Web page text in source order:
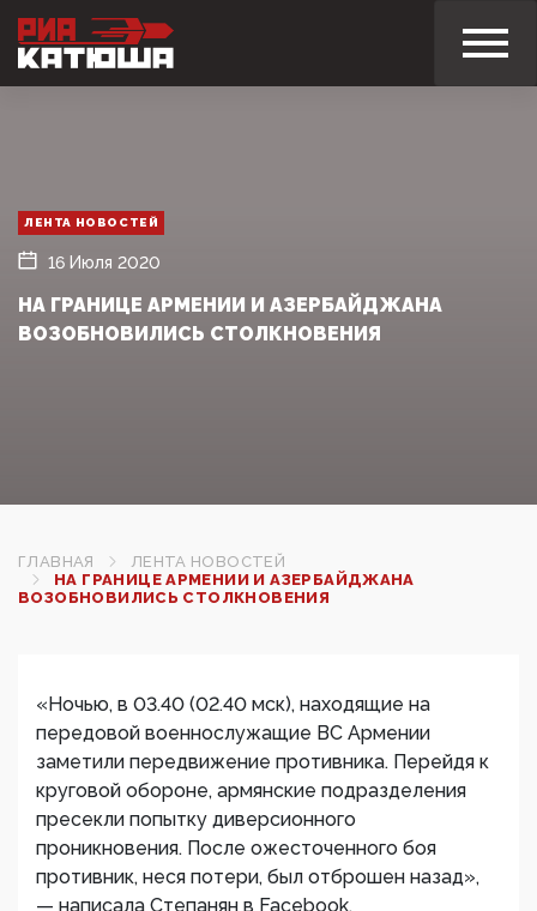
ЛЕНТА НОВОСТЕЙ
16 Июля 2020
НА ГРАНИЦЕ АРМЕНИИ И АЗЕРБАЙДЖАНА
ВОЗОБНОВИЛИСЬ СТОЛКНОВЕНИЯ
ГЛАВНАЯ
ЛЕНТА НОВОСТЕЙ
НА ГРАНИЦЕ АРМЕНИИ И АЗЕРБАЙДЖАНА
ВОЗОБНОВИЛИСЬ СТОЛКНОВЕНИЯ
«Ночью, в 03.40 (02.40 мск), находящие на
передовой военнослужащие ВС Армении
заметили передвижение противника. Перейдя к
круговой обороне, армянские подразделения
пресекли попытку диверсионного
проникновения. После ожесточенного боя
противник, неся потери, был отброшен назад»,
— написала Степанян в Facebook.